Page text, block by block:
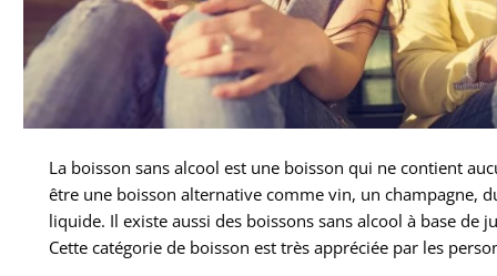
La boisson sans alcool est une boisson qui ne contient
être une boisson alternative comme vin, un champagne,
liquide. Il existe aussi des boissons sans alcool à base de
Cette catégorie de boisson est très appréciée par les